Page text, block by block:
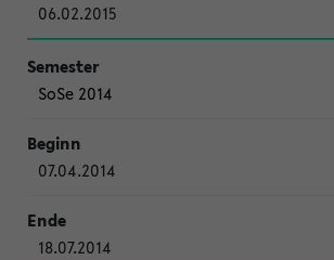
06.02.2015
SoSe 2014
07.04.2014
18.07.2014